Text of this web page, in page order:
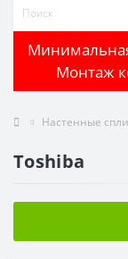
Монтаж
Настенные
Toshiba